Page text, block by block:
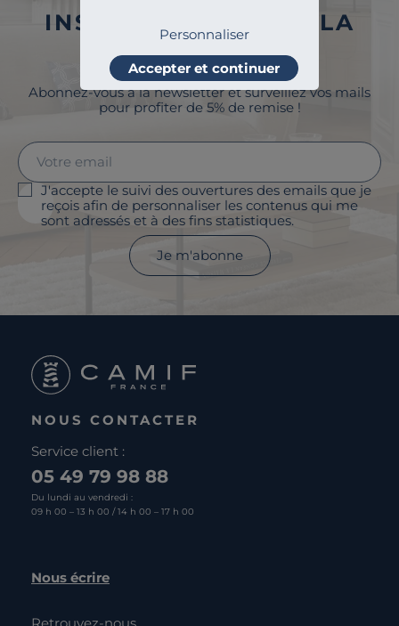
Personnaliser
Accepter et continuer
INSCRIVEZ-VOUS À LA
NEWSLETTER
Abonnez-vous à la newsletter et surveillez vos mails
pour profiter de 5% de remise !
J'accepte le suivi des ouvertures des emails que je
reçois afin de personnaliser les contenus qui me
sont adressés et à des fins statistiques.
Je m'abonne
NOUS CONTACTER
Service client :
05 49 79 98 88
Du lundi au vendredi :
09 h 00 – 13 h 00 / 14 h 00 – 17 h 00
Nous écrire